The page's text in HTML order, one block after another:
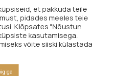
kaitstud. Lehe sisu loata
keelatud.
et pakkuda teile
pidades meeles teie
Klõpsates "Nõustun
kasutamisega.
võite siiski külastada